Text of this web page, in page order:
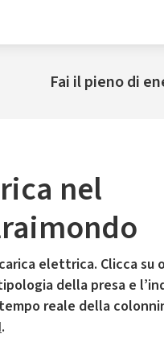
Fai il pieno di
nel
elettrica. Clicca su
della presa e
reale della
.